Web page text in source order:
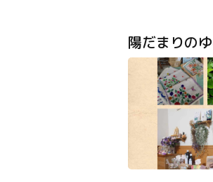
陽だまりの